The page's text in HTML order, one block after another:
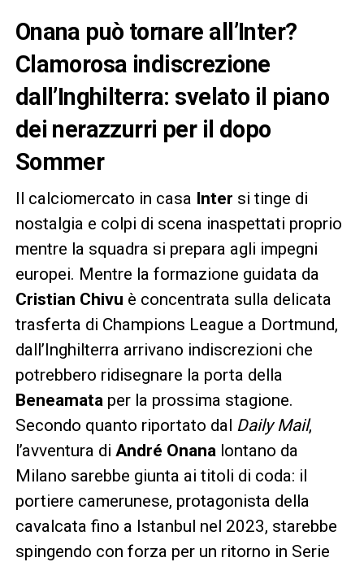
Onana può tornare all’Inter?
Clamorosa indiscrezione
dall’Inghilterra: svelato il piano
dei nerazzurri per il dopo
Sommer
Il calciomercato in casa Inter si tinge di
nostalgia e colpi di scena inaspettati proprio
mentre la squadra si prepara agli impegni
europei. Mentre la formazione guidata da
Cristian Chivu è concentrata sulla delicata
trasferta di Champions League a Dortmund,
dall’Inghilterra arrivano indiscrezioni che
potrebbero ridisegnare la porta della
Beneamata per la prossima stagione.
Secondo quanto riportato dal Daily Mail,
l’avventura di André Onana lontano da
Milano sarebbe giunta ai titoli di coda: il
portiere camerunese, protagonista della
cavalcata fino a Istanbul nel 2023, starebbe
spingendo con forza per un ritorno in Serie